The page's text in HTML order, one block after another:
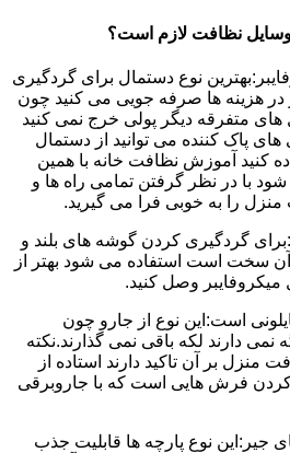
نظافت لازم است؟
نوع دستمال برای گردگیری
هزینه ها صرفه جویی می کنید چون
های متفرقه دیگر پولی خرج نمی کنید
پاک کننده می توانید از دستمال
کنید آموزش نظافت خانه با همین
با در نظر گرفتن تمامی راه ها و
را به خوبی فرا می گیرید.
گردگیری کردن گوشه های بلند و
سخت است استفاده می شود بهتر از
وصل کنید.
است:این نوع از جارو چون
نمی دارند لکه باقی نمی گذارند.نکته
بر آن تاکید دارند استاده از
کردن فرش هایی است که با جاروبرقی
جیر:این نوع پارچه ها قابلیت جذب